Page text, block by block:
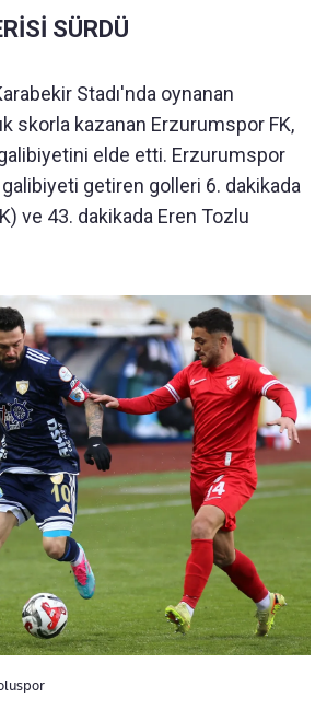
SÜRDÜ
Stadı'nda oynanan
skorla kazanan Erzurumspor FK,
elde etti. Erzurumspor
getiren golleri 6. dakikada
ve 43. dakikada Eren Tozlu